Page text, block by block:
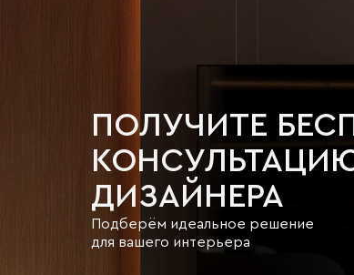
ПОЛУЧИТЕ
ДИЗАЙНЕРА
Подберём идеальное решение
для вашего интерьера